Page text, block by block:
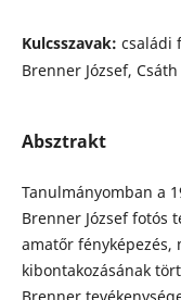
Kulcsszavak: családi
Brenner József, Csáth
Absztrakt
Tanulmányomban a
Brenner József fotós
amatőr fényképezés,
kibontakozásának